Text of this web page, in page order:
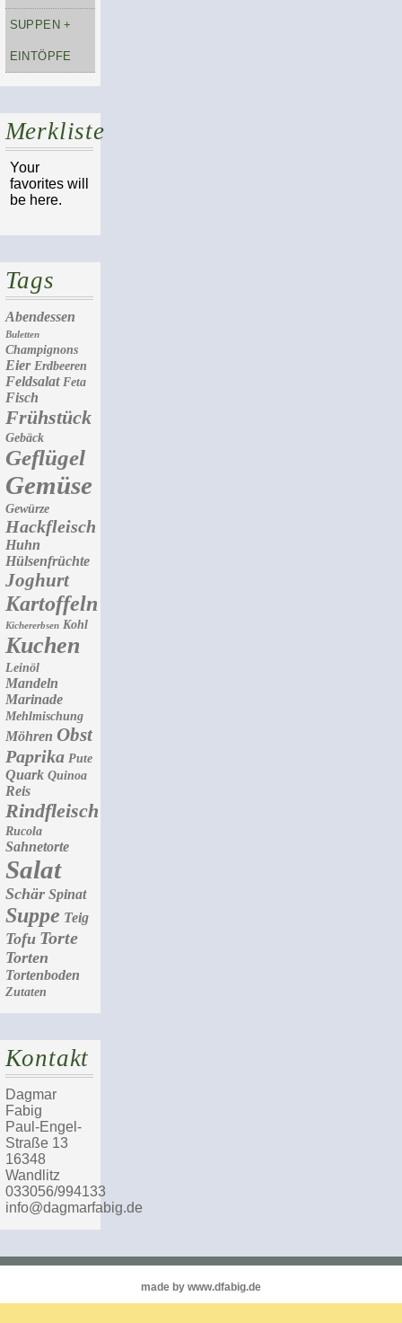
SUPPEN +
EINTÖPFE
Merkliste
Your
favorites will
be here.
Tags
Abendessen
Buletten
Champignons
Eier Erdbeeren
Feldsalat Feta
Fisch
Frühstück
Gebäck
Geflügel
Gemüse
Gewürze
Hackfleisch
Huhn
Hülsenfrüchte
Joghurt
Kartoffeln
Kichererbsen Kohl
Kuchen
Leinöl
Mandeln
Marinade
Mehlmischung
Möhren Obst
Paprika Pute
Quark Quinoa
Reis
Rindfleisch
Rucola
Sahnetorte
Salat
Schär Spinat
Suppe Teig
Tofu Torte
Torten
Tortenboden
Zutaten
Kontakt
Dagmar
Fabig
Paul-Engel-
Straße 13
16348
Wandlitz
033056/994133
info@dagmarfabig.de
made by www.dfabig.de